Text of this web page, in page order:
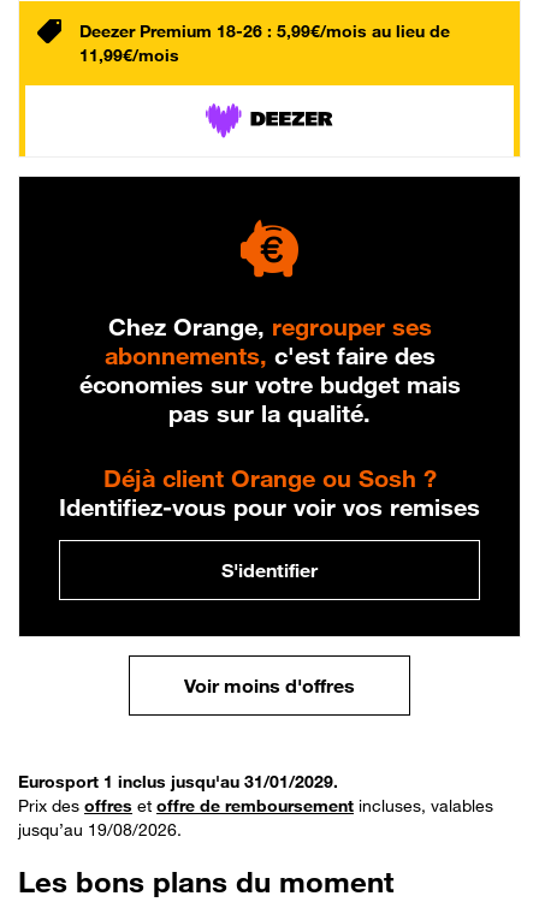
Deezer Premium 18-26 : 5,99€/mois au lieu de
11,99€/mois
Chez Orange, regrouper ses
abonnements, c'est faire des
économies sur votre budget mais
pas sur la qualité.
Déjà client Orange ou Sosh ?
Identifiez-vous pour voir vos remises
S'identifier
Voir moins d'offres
Eurosport 1 inclus jusqu'au 31/01/2029.
Prix des offres et offre de remboursement incluses, valables
jusqu’au 19/08/2026.
Les bons plans du moment